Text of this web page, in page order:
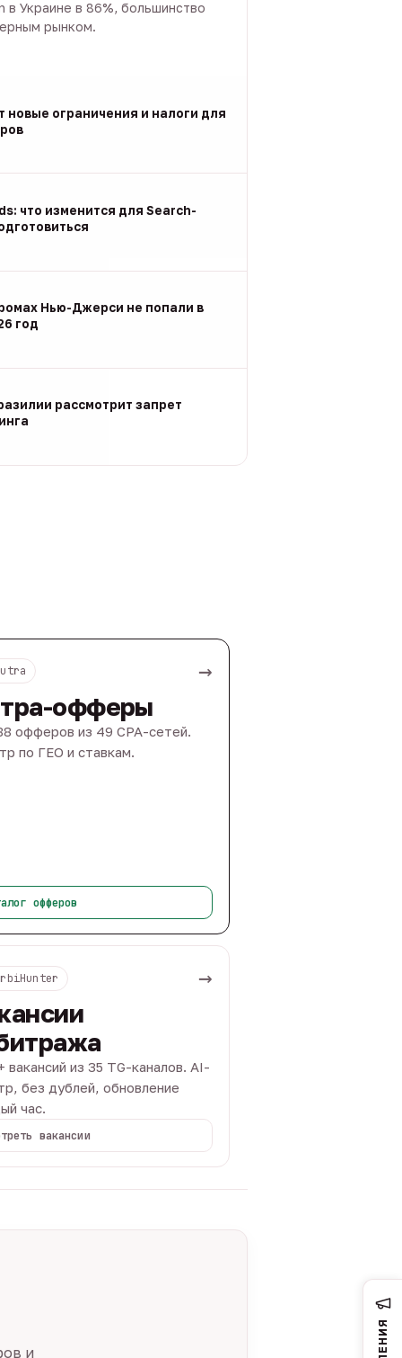
в Украине в 86%, большинство
рынком.
новые ограничения и налоги для
что изменится для Search-
Нью-Джерси не попали в
год
рассмотрит запрет
→
офферы
офферов из 49 CPA-сетей.
по ГЕО и ставкам.
офферов
→
вакансий из 35 TG-каналов. AI-
без дублей, обновление
час.
вакансии
и